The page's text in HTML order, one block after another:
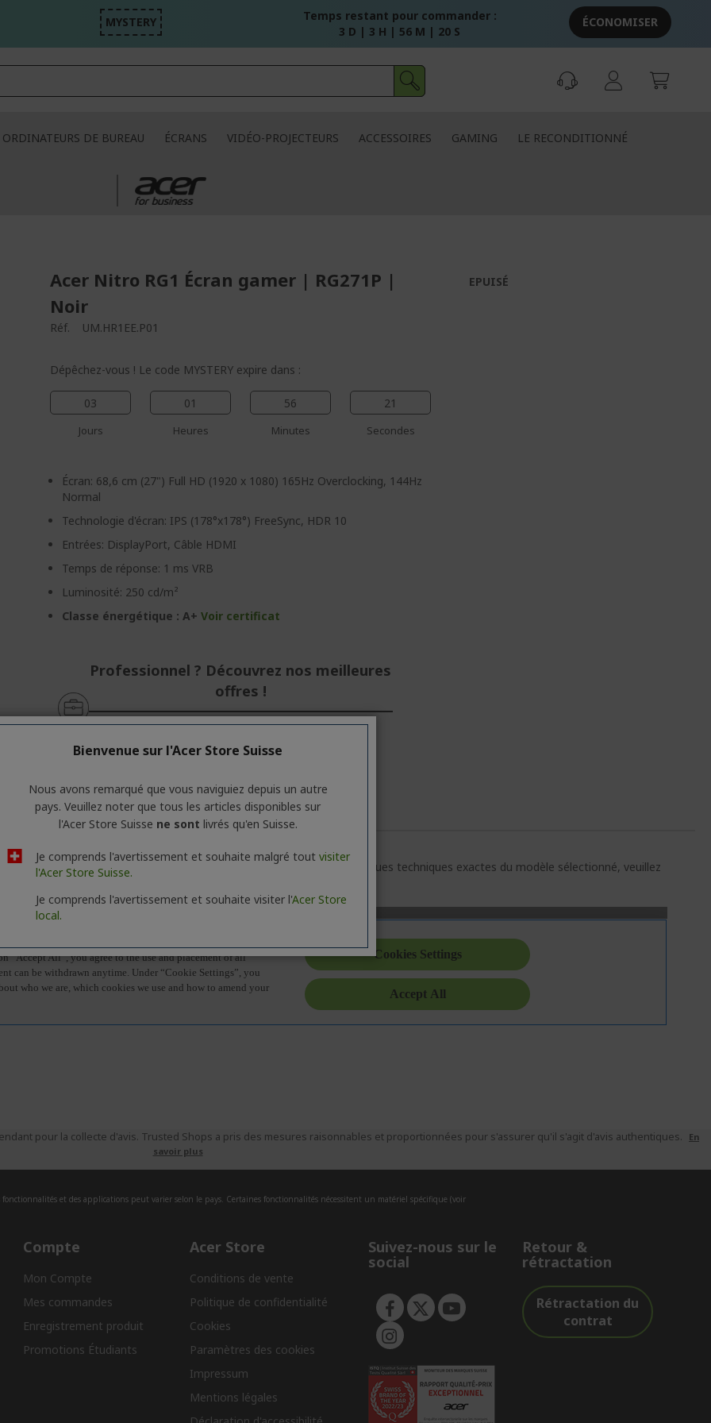
MYSTERY
Temps restant pour commander :
3 D | 3 H | 56 M | 20 S
ÉCONOMISER
ORDINATEURS DE BUREAU ÉCRANS VIDÉO-PROJECTEURS ACCESSOIRES GAMING LE RECONDITIONNÉ
Acer Nitro RG1 Écran gamer | RG271P |
Noir
Réf. UM.HR1EE.P01
Dépêchez-vous ! Le code MYSTERY expire dans :
03
Jours
01
Heures
56
Minutes
20
Secondes
Écran: 68,6 cm (27") Full HD (1920 x 1080) 165Hz Overclocking, 144Hz
Normal
Technologie d'écran: IPS (178°x178°) FreeSync, HDR 10
Entrées: DisplayPort, Câble HDMI
Temps de réponse: 1 ms VRB
Luminosité: 250 cd/m²
Classe énergétique : A+Voir certificat
Professionnel ? Découvrez nos meilleures
offres !
CONTACTEZ-NOUS | CRÉEZ UN COMPTE
PROFESSIONNEL
EPUISÉ
générales sur la série des produits. Pour connaître les caractéristiques techniques exactes du modèle sélectionné, veuillez
pour la collecte d'avis. Trusted Shops a pris des mesures raisonnables et proportionnées pour s'assurer qu'il s'agit d'avis authentiques.
En
savoir plus
et des applications peut varier selon le pays. Certaines fonctionnalités nécessitent un matériel spécifique (voir
Compte
Mon Compte
Mes commandes
Enregistrement produit
Promotions Étudiants
Acer Store
Conditions de vente
Politique de confidentialité
Cookies
Paramètres des cookies
Impressum
Mentions légales
Suivez-nous sur le
social
Retour &
rétractation
Rétractation du
contrat
Bienvenue sur l'Acer Store Suisse
Nous avons remarqué que vous naviguiez depuis un autre
pays. Veuillez noter que tous les articles disponibles sur
l'Acer Store Suisse ne sont livrés qu'en Suisse.
Je comprends l'avertissement et souhaite malgré tout visiter
l'Acer Store Suisse.
Je comprends l'avertissement et souhaite visiter l'Acer Store
local.